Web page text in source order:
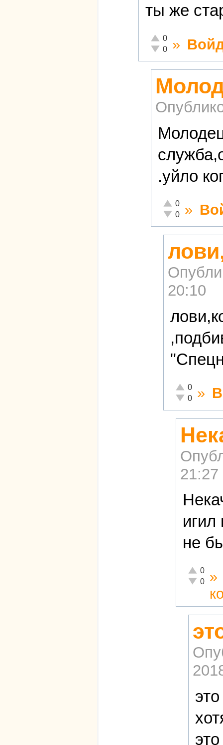
ты же
Отлично!
0
Неадекватно!
0 »
.уйло
Отлично!
0
Неадекватно!
0 »
20:10
Отлично!
0
Неадекватно!
0 »
21:27
игил
не
Отлично!
0
0
»